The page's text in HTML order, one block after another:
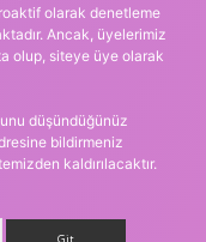
olarak denetleme
Ancak, üyelerimiz
olup, siteye üye olarak
düşündüğünüz
bildirmeniz
kaldırılacaktır.